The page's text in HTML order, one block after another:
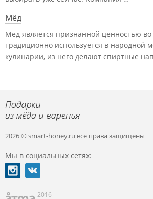
Мёд
Мед является признанной ценностью
традиционно используется в народной
кулинарии, из него делают спиртные
2026 © smart-honey.ru все права защищены
Мы в социальных сетях:
2016